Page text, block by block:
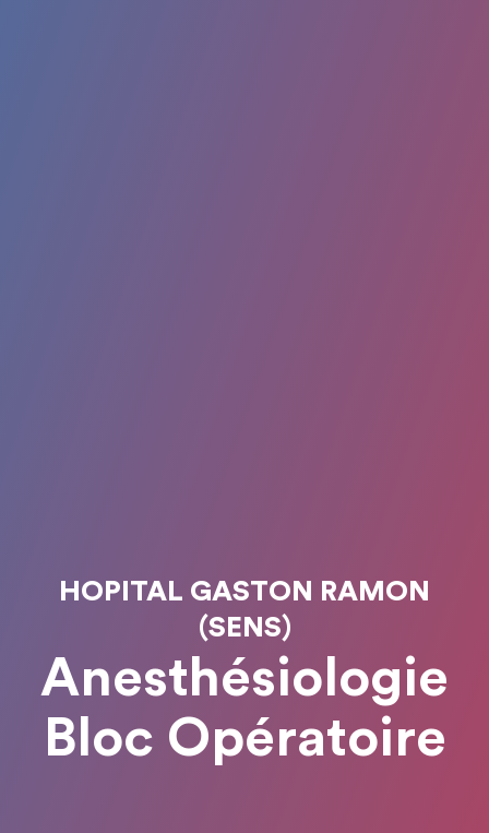
HOPITAL GASTON RAMON
(SENS)
Anesthésiologie
Bloc Opératoire